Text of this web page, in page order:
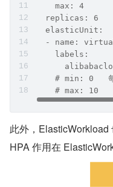
    max: 4
  replicas: 6
  elasticUnit:
- name:
    labels:
# min: 0   每
    # max: 10
此外，ElasticWorkload
HPA 作用在